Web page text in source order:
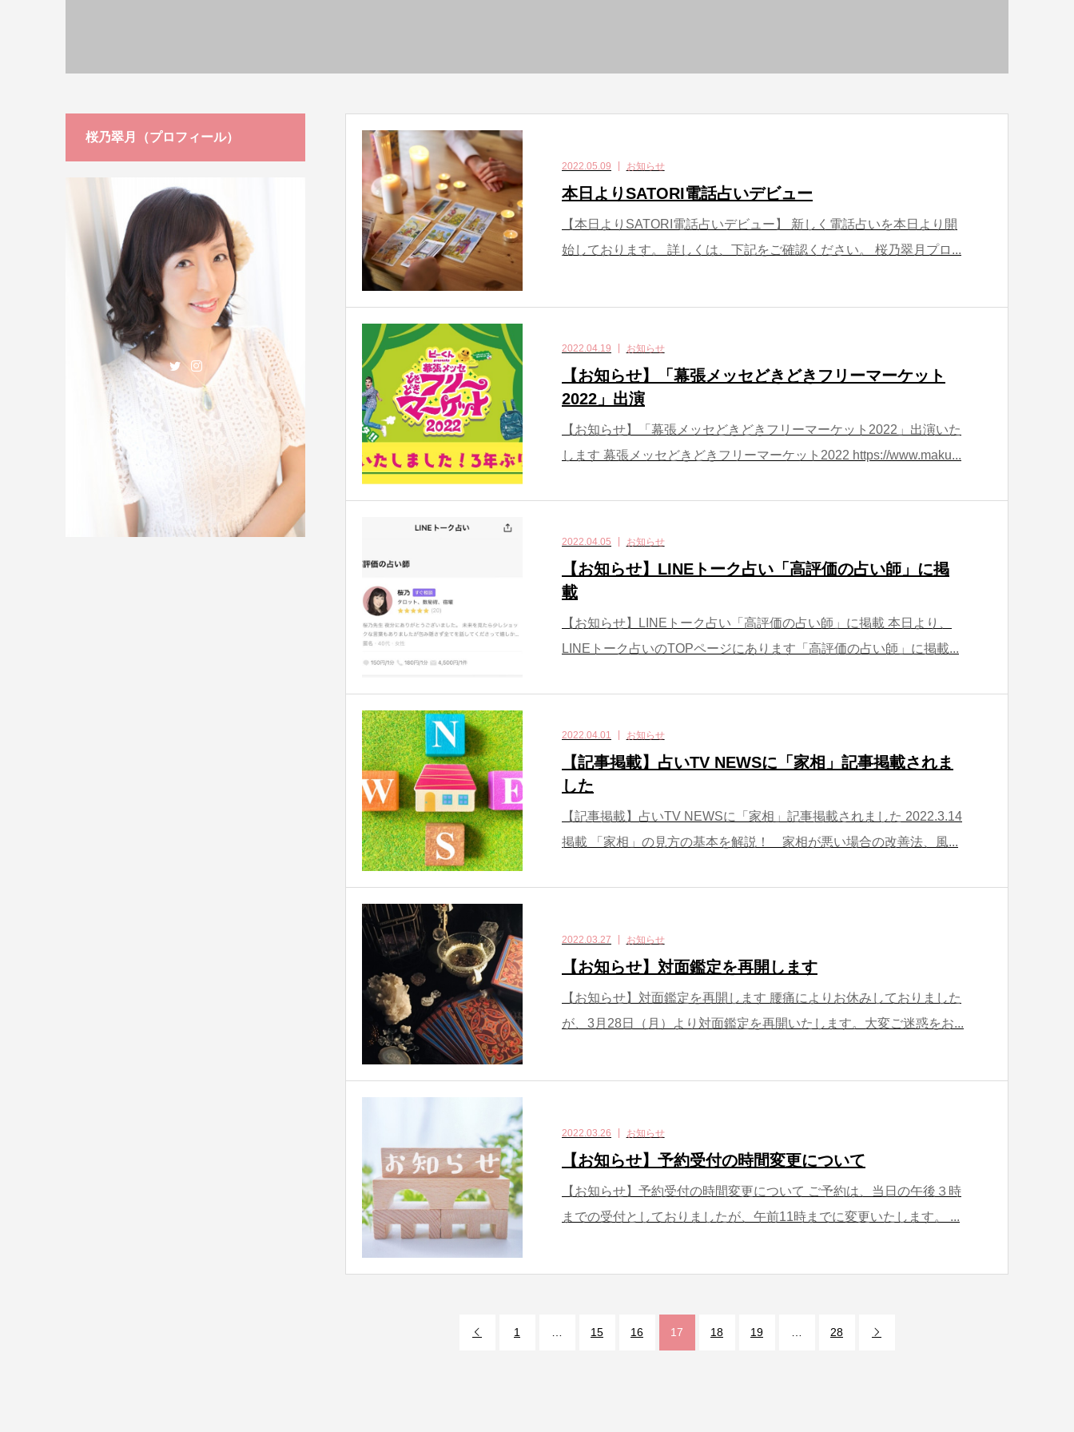
2022.05.09 お知らせ
本日よりSATORI電話占いデビュー
【本日よりSATORI電話占いデビュー】 新しく電話占いを本日より開
始しております。 詳しくは、下記をご確認ください。 桜乃翠月プロ...
2022.04.19 お知らせ
【お知らせ】「幕張メッセどきどきフリーマーケット
2022」出演
【お知らせ】「幕張メッセどきどきフリーマーケット2022」出演いた
します 幕張メッセどきどきフリーマーケット2022 https://www.maku...
2022.04.05 お知らせ
【お知らせ】LINEトーク占い「高評価の占い師」に掲
載
【お知らせ】LINEトーク占い「高評価の占い師」に掲載 本日より、
LINEトーク占いのTOPページにあります「高評価の占い師」に掲載...
2022.04.01 お知らせ
【記事掲載】占いTV NEWSに「家相」記事掲載されま
した
【記事掲載】占いTV NEWSに「家相」記事掲載されました 2022.3.14
掲載 「家相」の見方の基本を解説！ 家相が悪い場合の改善法、風...
2022.03.27 お知らせ
【お知らせ】対面鑑定を再開します
【お知らせ】対面鑑定を再開します 腰痛によりお休みしておりました
が、3月28日（月）より対面鑑定を再開いたします。大変ご迷惑をお...
2022.03.26 お知らせ
【お知らせ】予約受付の時間変更について
【お知らせ】予約受付の時間変更について ご予約は、当日の午後３時
までの受付としておりましたが、午前11時までに変更いたします。 ...
 1 15 16 17 18 19 28 
桜乃翠月（プロフィール）